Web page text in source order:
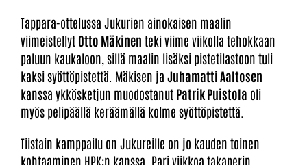
Tappara-ottelussa Jukurien ainokaisen maalin
viimeistellyt Otto Mäkinen teki viime viikolla tehokkaan
paluun kaukaloon, sillä maalin lisäksi pistetilastoon tuli
kaksi syöttöpistettä. Mäkisen ja Juhamatti Aaltosen
kanssa ykkösketjun muodostanut Patrik Puistola oli
myös pelipäällä keräämällä kolme syöttöpistettä.
Tiistain kamppailu on Jukureille on jo kauden toinen
kohtaaminen HPK:n kanssa. Pari viikkoa takaperin